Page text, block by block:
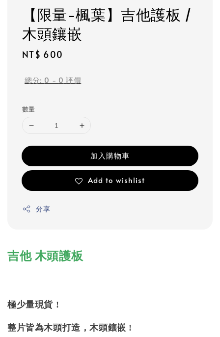
【限量-楓葉】吉他護板 /
木頭鑲嵌
Regular
NT$ 600
總分: 0 - 0 評價
數量
加入購物車
Add to wishlist
分享
吉他 木頭護板
極少量現貨 !
整片皆為木頭打造，木頭鑲嵌 !